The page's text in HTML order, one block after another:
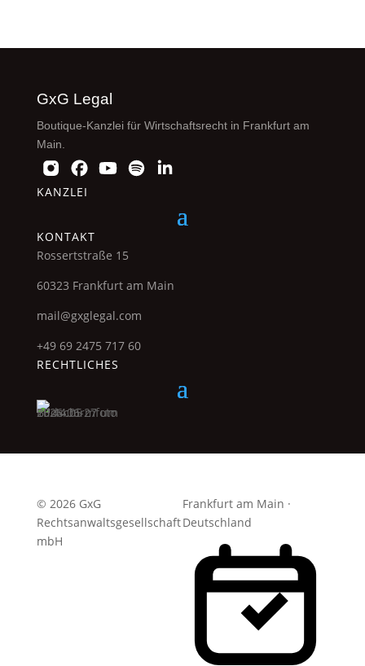
GxG Legal
Boutique-Kanzlei für Wirtschaftsrecht in Frankfurt am
Main.
KANZLEI
KONTAKT
Rossertstraße 15
60323 Frankfurt am Main
mail@gxglegal.com
+49 69 2475 717 60
RECHTLICHES
© 2026 GxG
Rechtsanwaltsgesellschaft
mbH
Frankfurt am Main ·
Deutschland